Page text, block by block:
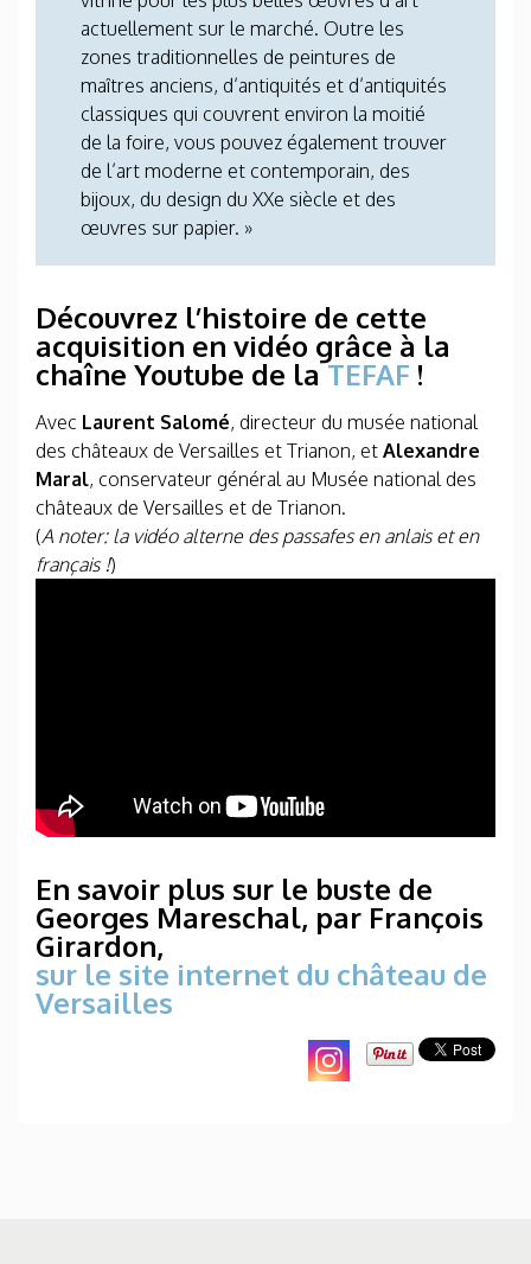
actuellement sur le marché. Outre les
zones traditionnelles de peintures de
maîtres anciens, d’antiquités et d’antiquités
classiques qui couvrent environ la moitié
de la foire, vous pouvez également trouver
de l’art moderne et contemporain, des
bijoux, du design du XXe siècle et des
œuvres sur papier. »
Découvrez l’histoire de cette
acquisition en vidéo grâce à la
chaîne Youtube de laTEFAF !
Avec Laurent Salomé, directeur du musée national
des châteaux de Versailles et Trianon, et Alexandre
Maral, conservateur général au Musée national des
châteaux de Versailles et de Trianon.
(A noter: la vidéo alterne des passafes en anlais et en
français !)
En savoir plus sur le buste de
Georges Mareschal, par François
Girardon,
sur le site internet du château de
Versailles